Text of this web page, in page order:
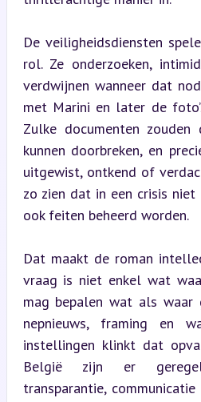
De veiligheidsdiensten
rol. Ze onderzoeken,
verdwijnen wanneer dat
met Marini en later de
Zulke documenten
kunnen doorbreken, en
uitgewist, ontkend of
zo zien dat in een crisis
ook feiten beheerd worden.
Dat maakt de roman
vraag is niet enkel wat
mag bepalen wat als
nepnieuws, framing en
instellingen klinkt dat
België zijn er
transparantie,